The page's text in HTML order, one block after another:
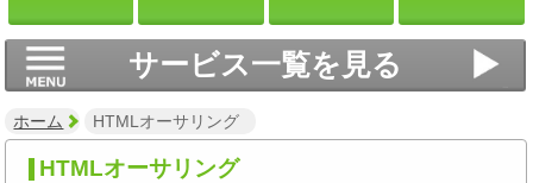
サービス一覧を見る
ホーム HTMLオーサリング
HTMLオーサリング